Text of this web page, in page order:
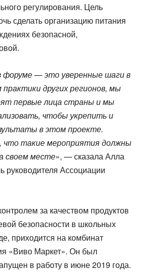
регулирования. Цель
сделать организацию питания
безопасной,
форуме — это уверенные шаги в
других регионов, мы
первые лица страны и мы
чтобы укрепить и
в этом проекте.
такие мероприятия должны
своем месте», — сказала Алла
руководителя Ассоциации
за качеством продуктов
безопасности в школьных
приходится на комбинат
«Виво Маркет». Он был
в работу в июне 2019 года.